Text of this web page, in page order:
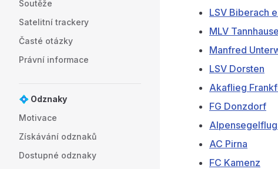
Soutěže
Satelitní trackery
Časté otázky
Právní informace
💠 Odznaky
Motivace
Získávání odznaků
Dostupné odznaky
LSV Biberach
MLV
Manfred
LSV Dorsten
Akaflieg
FG Donzdorf
AC Pirna
FC Kamenz